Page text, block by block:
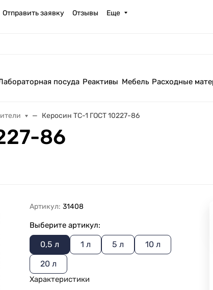
Отправить заявку Отзывы Еще
посуда Реактивы Мебель Расходные
Керосин ТС-1 ГОСТ 10227-86
86
Артикул: 31408
Выберите артикул:
0,5 л 1 л 5 л
10 л
20 л
Характеристики